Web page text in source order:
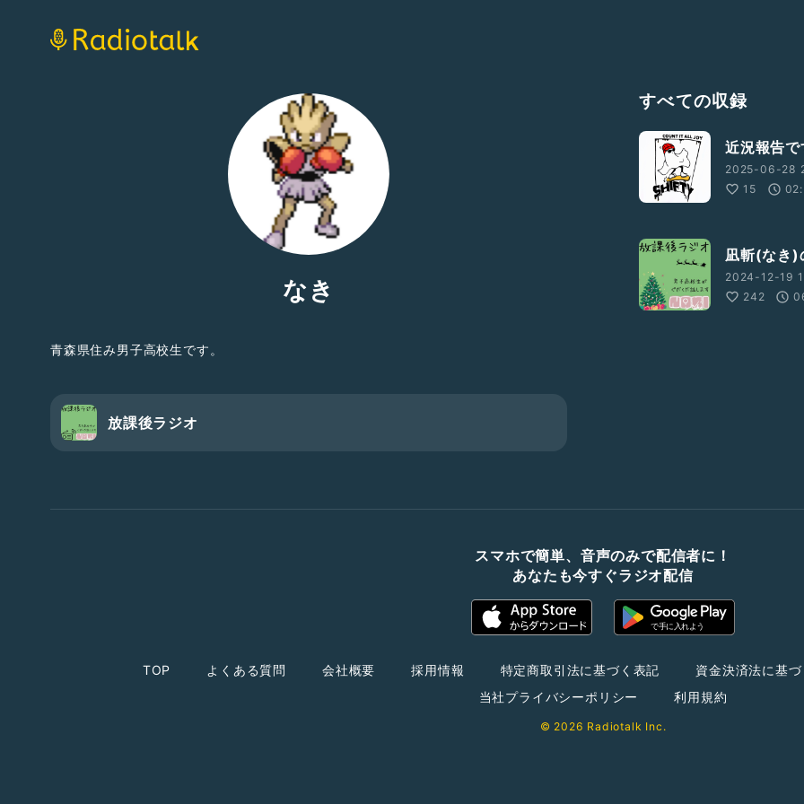
なき
青森県住み男子高校生です。
放課後ラジオ
すべての収録
近況報告で
2025-06-28
15
凪斬(なき)
2024-12-19
242
スマホで簡単、音声のみで配信者に！
あなたも今すぐラジオ配信
TOP よくある質問 会社概要 採用情報 特定商取引法に基づく表記 資金決済法に基
当社プライバシーポリシー
利用規約
© 2026 Radiotalk Inc.